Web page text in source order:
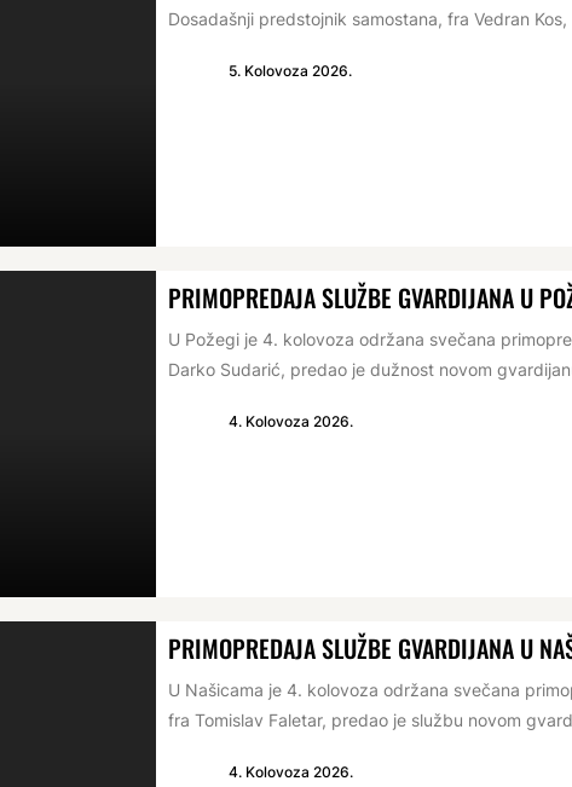
Dosadašnji predstojnik samostana, fra Vedran
5. Kolovoza 2026.
PRIMOPREDAJA SLUŽBE GVARDIJANA U
U Požegi je 4. kolovoza održana svečana
Darko Sudarić, predao je dužnost novom
4. Kolovoza 2026.
PRIMOPREDAJA SLUŽBE GVARDIJANA U
U Našicama je 4. kolovoza održana svečana
fra Tomislav Faletar, predao je službu novom
4. Kolovoza 2026.